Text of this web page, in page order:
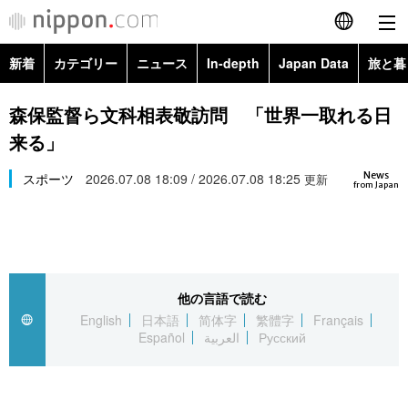
English
简体字
Русский
カテゴリー
経済・ビジネス
国際
トップ
アーカイブ
In-depth
Japan Data
新着 カテゴリー ニュース In-depth Japan Data 旅と
政治・外交
経済・ビジネス
Topics
森保監督ら文科相表敬訪問 「世界一取れる日
来る」
News
from Japan
スポーツ 2026.07.08 18:09 / 2026.07.08 18:25 更新
他の言語で読む
English
日本語 简体字 繁體字
Français
Español
العربية Русский